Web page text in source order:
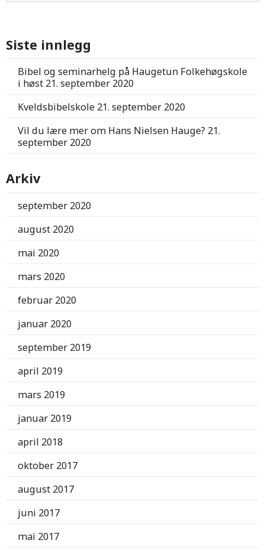
Siste innlegg
Bibel og seminarhelg på Haugetun Folkehøgskole
i høst 21. september 2020
Kveldsbibelskole 21. september 2020
Vil du lære mer om Hans Nielsen Hauge? 21.
september 2020
Arkiv
september 2020
august 2020
mai 2020
mars 2020
februar 2020
januar 2020
september 2019
april 2019
mars 2019
januar 2019
april 2018
oktober 2017
august 2017
juni 2017
mai 2017